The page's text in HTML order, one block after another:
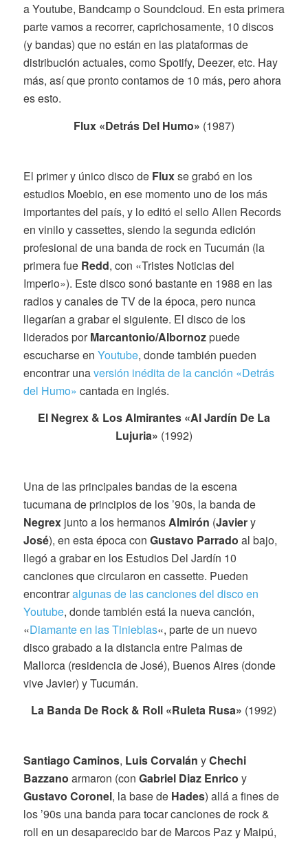
a Youtube, Bandcamp o Soundcloud. En esta primera
parte vamos a recorrer, caprichosamente, 10 discos
(y bandas) que no están en las plataformas de
distribución actuales, como Spotify, Deezer, etc. Hay
más, así que pronto contamos de 10 más, pero ahora
es esto.
Flux «Detrás Del Humo» (1987)
El primer y único disco de Fluxse grabó en los
estudios Moebio, en ese momento uno de los más
importantes del país, y lo editó el sello Allen Records
en vinilo y cassettes, siendo la segunda edición
profesional de una banda de rock en Tucumán (la
primera fue Redd, con «Tristes Noticias del
Imperio»). Este disco sonó bastante en 1988 en las
radios y canales de TV de la época, pero nunca
llegarían a grabar el siguiente. El disco de los
liderados porMarcantonio/Albornozpuede
escucharse en Youtube, donde también pueden
encontrar unaversión inédita de la canción «Detrás
del Humo» cantada en inglés.
El Negrex & Los Almirantes «Al Jardín De La
Lujuria» (1992)
Una de las principales bandas de la escena
tucumana de principios de los ’90s, la banda de
Negrexjunto a los hermanos Almirón (Javiery
José), en esta época con Gustavo Parrado al bajo,
llegó a grabar en los Estudios Del Jardín 10
canciones que circularon en cassette. Pueden
encontraralgunas de las canciones del disco en
Youtube, donde también está la nueva canción,
«Diamante en las Tinieblas«, parte de un nuevo
disco grabado a la distancia entre Palmas de
Mallorca (residencia de José), Buenos Aires (donde
vive Javier) y Tucumán.
La Banda De Rock & Roll «Ruleta Rusa» (1992)
Santiago Caminos, Luis Corvalán yChechi
Bazzano armaron (con Gabriel Diaz Enrico y
Gustavo Coronel, la base de Hades) allá a fines de
los ’90s una banda para tocar canciones de rock &
roll en un desaparecido bar de Marcos Paz y Maipú,